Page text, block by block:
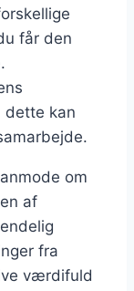
får den
dette kan
om
af
fra
værdifuld